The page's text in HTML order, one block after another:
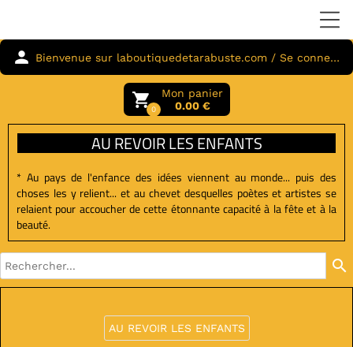
person Bienvenue sur laboutiquedetarabuste.com / Se connecter
local_grocery_store0
Mon panier
0.00 €
AU REVOIR LES ENFANTS
* Au pays de l'enfance des idées viennent au monde... puis des
choses les y relient... et au chevet desquelles poètes et artistes se
relaient pour accoucher de cette étonnante capacité à la fête et à la
beauté.
search
AU REVOIR LES ENFANTS